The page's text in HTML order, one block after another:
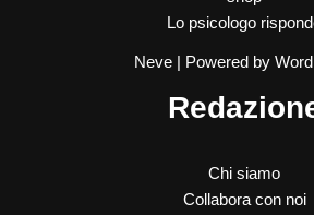
Lo psicologo
Neve| Powered by
Chi siamo
Collabora con noi